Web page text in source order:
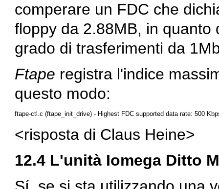
comperare un FDC che
floppy da 2.88MB, in quanto
grado di trasferimenti da
Ftape registra l'indice
questo modo:
<risposta di Claus Heine>
12.4 L'unità Iomega Ditto